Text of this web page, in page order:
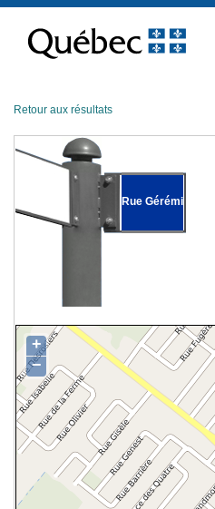
contenu
Retour aux résultats
Rue Gérémi
+
−